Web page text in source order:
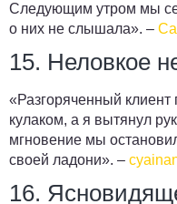
Следующим утром мы
о них не слышала». –
15. Неловкое
«Разгоряченный
кулаком, а я вытянул
мгновение мы
своей ладони». –
16.